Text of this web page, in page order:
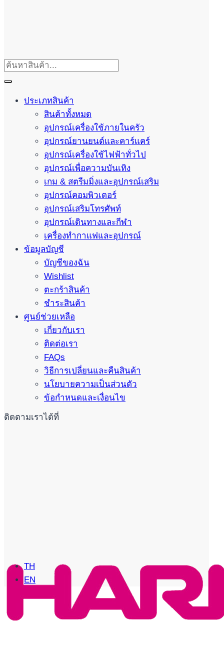
ประเภทสินค้า
สินค้าทั้งหมด
อุปกรณ์เครื่องใช้ภายในครัว
อุปกรณ์ยานยนต์และคาร์แคร์
อุปกรณ์เครื่องใช้ไฟฟ้าทั่วไป
อุปกรณ์เพื่อความบันเทิง
เกม & สตรีมมิ่งและอุปกรณ์เสริม
อุปกรณ์คอมพิวเตอร์
อุปกรณ์เสริมโทรศัพท์
อุปกรณ์เดินทางและกีฬา
เครื่องทำกาแฟและอุปกรณ์
ข้อมูลบัญชี
บัญชีของฉัน
Wishlist
ตะกร้าสินค้า
ชำระสินค้า
ศูนย์ช่วยเหลือ
เกี่ยวกับเรา
ติดต่อเรา
FAQs
วิธีการเปลี่ยนและคืนสินค้า
นโยบายความเป็นส่วนตัว
ข้อกำหนดและเงื่อนไข
ติดตามเราได้ที่
TH
EN